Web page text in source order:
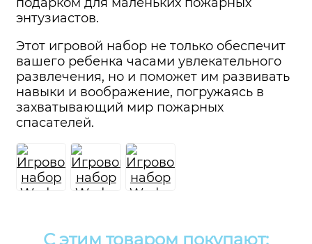
энтузиастов.
Этот игровой набор не только обеспечит
вашего ребенка часами увлекательного
развлечения, но и поможет им развивать
навыки и воображение, погружаясь в
захватывающий мир пожарных
спасателей.
С этим товаром покупают: